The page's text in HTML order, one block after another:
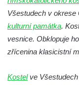
Křížová cesta
chromého žida
Křížová cesta
Křížová cesta
Všestudech v okrese
kulturní památka.
vesnice. Obklopuje
zřícenina klasicistní
Kostelve Všestudech